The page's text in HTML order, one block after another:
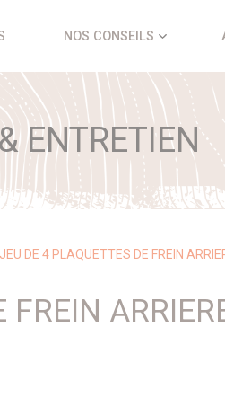
NOS CONSEILS
ENTRETIEN
JEU DE 4 PLAQUETTES DE FREIN